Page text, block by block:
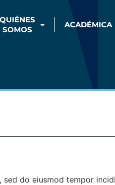
QUIÉNES
SOMOS
ACADÉMICA
do eiusmod tempor